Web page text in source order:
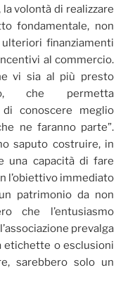
volontà di realizzare
fondamentale, non
finanziamenti
al commercio.
vi sia al più presto
che permetta
di conoscere meglio
ne faranno parte”.
saputo costruire, in
una capacità di fare
l’obiettivo immediato
patrimonio da non
che l’entusiasmo
prevalga
etichette o esclusioni
sarebbero solo un